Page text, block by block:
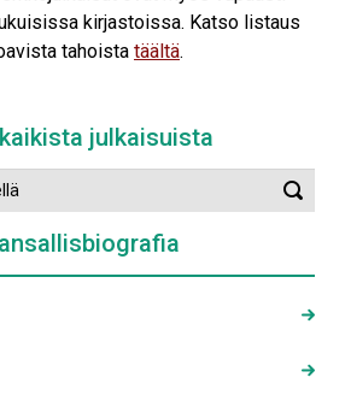
kirjastoissa. Katso listaus
tahoista täältä.
julkaisuista
haku